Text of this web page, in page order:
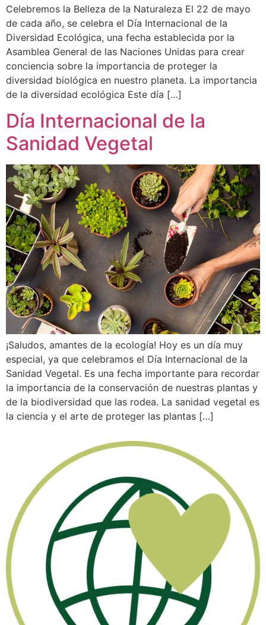
Celebremos la Belleza de la Naturaleza El 22 de mayo
de cada año, se celebra el Día Internacional de la
Diversidad Ecológica, una fecha establecida por la
Asamblea General de las Naciones Unidas para crear
conciencia sobre la importancia de proteger la
diversidad biológica en nuestro planeta. La importancia
de la diversidad ecológica Este día […]
Día Internacional de la
Sanidad Vegetal
¡Saludos, amantes de la ecología! Hoy es un día muy
especial, ya que celebramos el Día Internacional de la
Sanidad Vegetal. Es una fecha importante para recordar
la importancia de la conservación de nuestras plantas y
de la biodiversidad que las rodea. La sanidad vegetal es
la ciencia y el arte de proteger las plantas […]